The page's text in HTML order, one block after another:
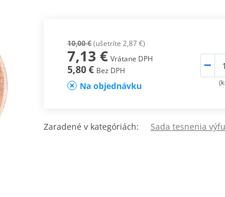
10,00 €(ušetríte 2,87 €)
7,13 € Vrátane DPH
5,80 € Bez DPH
Na objednávku
Zaradené v kategóriách: Sada tesnenia